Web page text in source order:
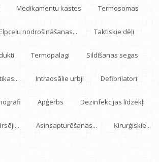
Medikamentu kastes Termosomas
nodrošināšanas... Taktiskie dēļi
Termopalagi Sildīšanas segas
Intraosālie urbji Defibrilatori
Apģērbs Dezinfekcijas līdzekļi
Asinsapturēšanas... Ķirurģiskie...